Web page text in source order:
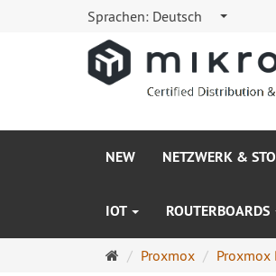
Sprachen: Deutsch
NEW NETZWERK &
IOT ROUTERBOARDS
Startseite
Proxmox Proxmox